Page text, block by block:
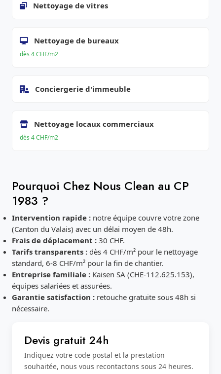
Nettoyage de vitres
Nettoyage de bureaux
dès 4 CHF/m2
Conciergerie d'immeuble
Nettoyage locaux commerciaux
dès 4 CHF/m2
Pourquoi Chez Nous Clean au CP
1983 ?
Intervention rapide :notre équipe couvre votre zone
(Canton du Valais) avec un délai moyen de 48h.
Frais de déplacement :30 CHF.
Tarifs transparents :dès 4 CHF/m² pour le nettoyage
standard, 6-8 CHF/m² pour la fin de chantier.
Entreprise familiale :Kaisen SA (CHE-112.625.153),
équipes salariées et assurées.
Garantie satisfaction :retouche gratuite sous 48h si
nécessaire.
Devis gratuit 24h
Indiquez votre code postal et la prestation
souhaitée, nous vous recontactons sous 24 heures.